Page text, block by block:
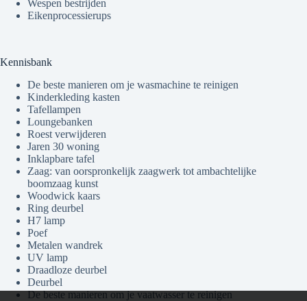
Wespen bestrijden
Eikenprocessierups
Kennisbank
De beste manieren om je wasmachine te reinigen
Kinderkleding kasten
Tafellampen
Loungebanken
Roest verwijderen
Jaren 30 woning
Inklapbare tafel
Zaag: van oorspronkelijk zaagwerk tot ambachtelijke
boomzaag kunst
Woodwick kaars
Ring deurbel
H7 lamp
Poef
Metalen wandrek
UV lamp
Draadloze deurbel
Deurbel
De beste manieren om je vaatwasser te reinigen